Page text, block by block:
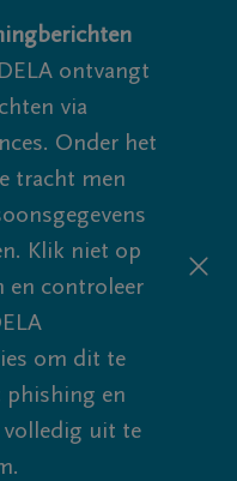
DELA ontvangt
via
Onder het
tracht men
Klik niet op
en controleer
om dit te
phishing en
volledig uit te